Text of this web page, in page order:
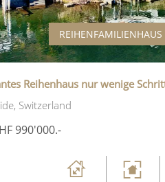
Reihenhaus nur wenige
Switzerland
990'000.-